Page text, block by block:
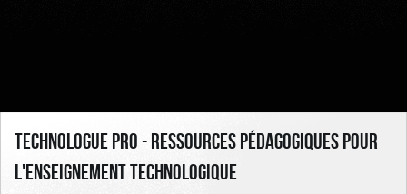
Technologue pro - Ressources pédagogiques pour
l'enseignement technologique